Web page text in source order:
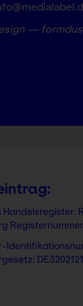
—
:
Handelsregister.
Registernummer: